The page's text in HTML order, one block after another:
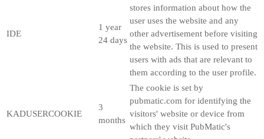
IDE
1 year
24 days
stores information about how the
user uses the website and any
other advertisement before visiting
the website. This is used to present
users with ads that are relevant to
them according to the user profile.
KADUSERCOOKIE
3
months
The cookie is set by
pubmatic.com for identifying the
visitors' website or device from
which they visit PubMatic's